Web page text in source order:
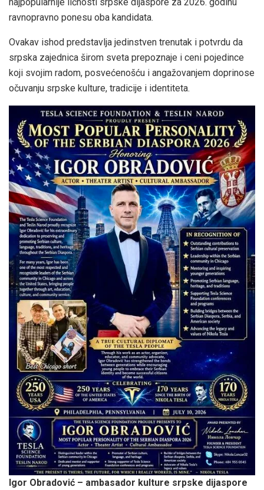
najpopularnije ličnosti srpske dijaspore za 2026. godinu
ravnopravno ponesu oba kandidata.
Ovakav ishod predstavlja jedinstven trenutak i potvrdu da
srpska zajednica širom sveta prepoznaje i ceni pojedince
koji svojim radom, posvećenošću i angažovanjem doprinose
očuvanju srpske kulture, tradicije i identiteta.
Igor Obradović – ambasador kulture srpske dijaspore